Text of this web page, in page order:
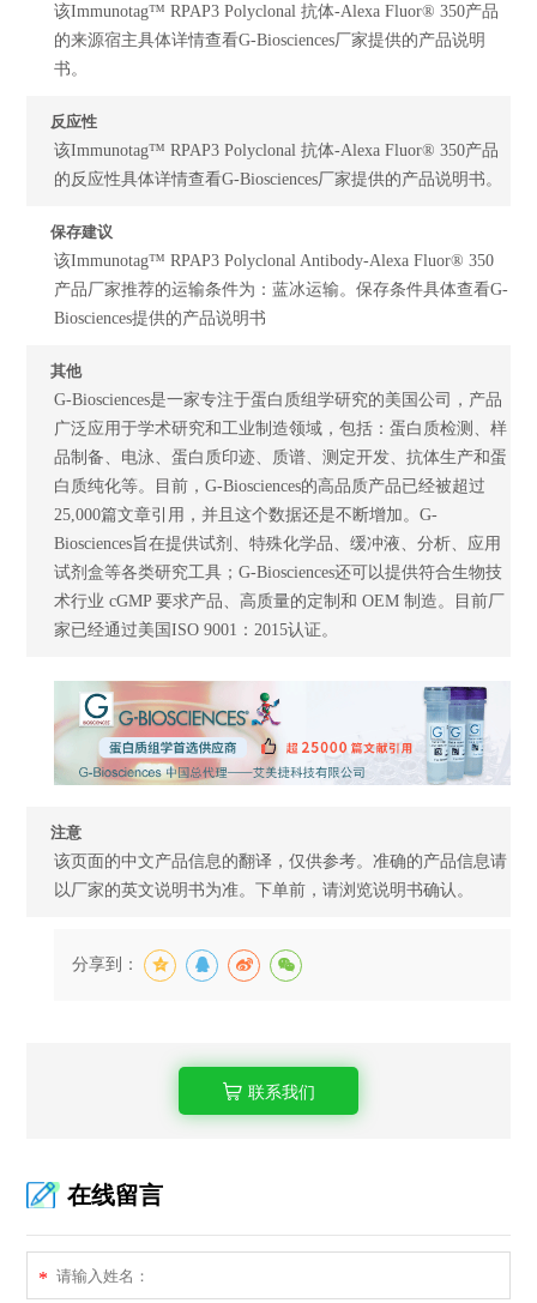
该Immunotag™ RPAP3 Polyclonal 抗体-Alexa Fluor® 350产品
的来源宿主具体详情查看G-Biosciences厂家提供的产品说明
书。
反应性
该Immunotag™ RPAP3 Polyclonal 抗体-Alexa Fluor® 350产品
的反应性具体详情查看G-Biosciences厂家提供的产品说明书。
保存建议
该Immunotag™ RPAP3 Polyclonal Antibody-Alexa Fluor® 350
产品厂家推荐的运输条件为：蓝冰运输。保存条件具体查看G-
Biosciences提供的产品说明书
其他
G-Biosciences是一家专注于蛋白质组学研究的美国公司，产品
广泛应用于学术研究和工业制造领域，包括：蛋白质检测、样
品制备、电泳、蛋白质印迹、质谱、测定开发、抗体生产和蛋
白质纯化等。目前，G-Biosciences的高品质产品已经被超过
25,000篇文章引用，并且这个数据还是不断增加。G-
Biosciences旨在提供试剂、特殊化学品、缓冲液、分析、应用
试剂盒等各类研究工具；G-Biosciences还可以提供符合生物技
术行业 cGMP 要求产品、高质量的定制和 OEM 制造。目前厂
家已经通过美国ISO 9001：2015认证。
注意
该页面的中文产品信息的翻译，仅供参考。准确的产品信息请
以厂家的英文说明书为准。下单前，请浏览说明书确认。
分享到：
联系我们
在线留言
*